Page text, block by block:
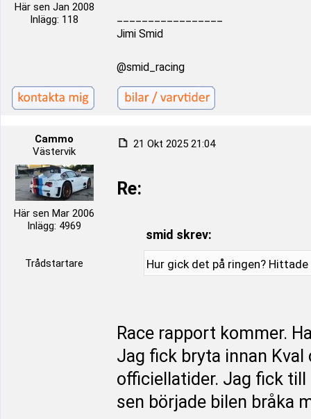
Här sen Jan 2008
Inlägg: 118
Jimi Smid
@smid_racing
Cammo
Västervik
Här sen Mar 2006
Inlägg: 4969
Trådstartare
21 Okt 2025 21:04
Re:
smid skrev:
Hur gick det på ringen?
Race rapport kommer.
Jag fick bryta innan Kval
officiellatider. Jag fick
sen började bilen bråka